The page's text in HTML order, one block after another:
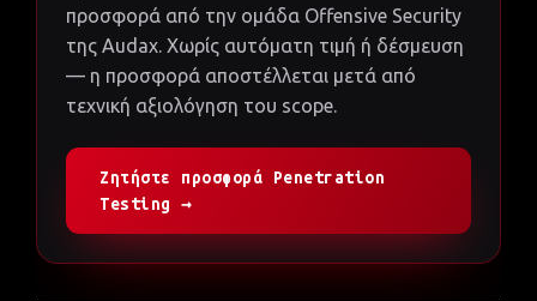
προσφορά από την ομάδα Offensive Security
της Audax. Χωρίς αυτόματη τιμή ή δέσμευση
— η προσφορά αποστέλλεται μετά από
τεχνική αξιολόγηση του scope.
Ζητήστε προσφορά Penetration
Testing →